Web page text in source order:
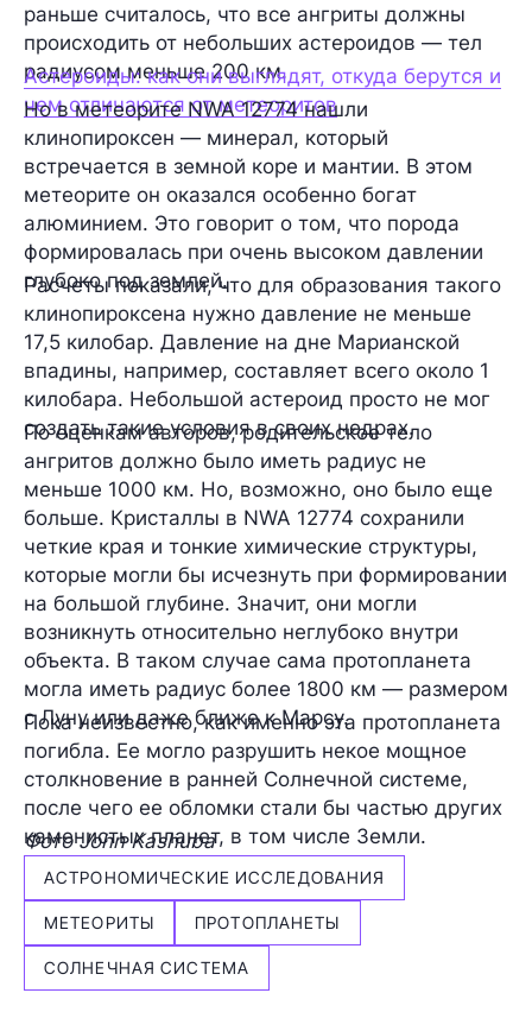
раньше считалось, что все ангриты должны
происходить от небольших астероидов — тел
радиусом меньше 200 км.
Астероиды: как они выглядят, откуда берутся и
чем отличаются от метеоритов
Но в метеорите NWA 12774 нашли
клинопироксен — минерал, который
встречается в земной коре и мантии. В этом
метеорите он оказался особенно богат
алюминием. Это говорит о том, что порода
формировалась при очень высоком давлении
глубоко под землей.
Расчеты показали, что для образования такого
клинопироксена нужно давление не меньше
17,5 килобар. Давление на дне Марианской
впадины, например, составляет всего около 1
килобара. Небольшой астероид просто не мог
создать такие условия в своих недрах.
По оценкам авторов, родительское тело
ангритов должно было иметь радиус не
меньше 1000 км. Но, возможно, оно было еще
больше. Кристаллы в NWA 12774 сохранили
четкие края и тонкие химические структуры,
которые могли бы исчезнуть при формировании
на большой глубине. Значит, они могли
возникнуть относительно неглубоко внутри
объекта. В таком случае сама протопланета
могла иметь радиус более 1800 км — размером
с Луну или даже ближе к Марсу.
Пока неизвестно, как именно эта протопланета
погибла. Ее могло разрушить некое мощное
столкновение в ранней Солнечной системе,
после чего ее обломки стали бы частью других
каменистых планет, в том числе Земли.
Фото John Kashuba
АСТРОНОМИЧЕСКИЕ ИССЛЕДОВАНИЯ
МЕТЕОРИТЫ ПРОТОПЛАНЕТЫ
СОЛНЕЧНАЯ СИСТЕМА